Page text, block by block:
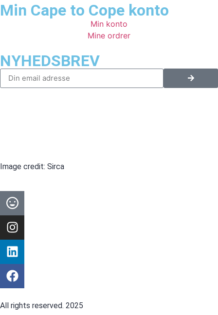
Min Cape to Cope konto
Min konto
Mine ordrer
NYHEDSBREV
Image credit: Sirca
All rights reserved. 2025